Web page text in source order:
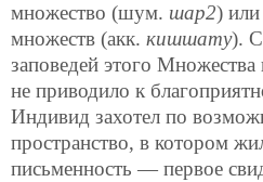
множество (шум. шар2) или
множеств (акк. кишшату).
заповедей этого
не приводило к
Индивид захотел по
пространство, в котором
письменность — первое